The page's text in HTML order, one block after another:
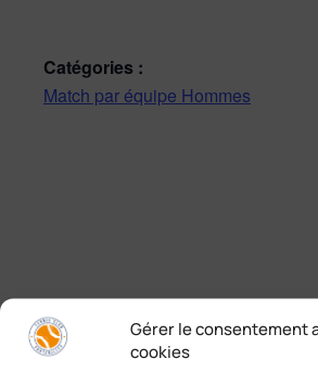
Gérer le consentement
cookies
Catégories :
Match par équipe Hommes
Ajouter au calendrier